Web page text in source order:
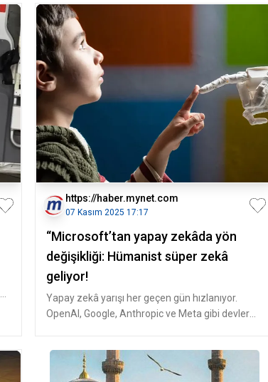
https://haber.mynet.com
07 Kasım 2025 17:17
“Microsoft’tan yapay zekâda yön
değişikliği: Hümanist süper zekâ
geliyor!
Yapay zekâ yarışı her geçen gün hızlanıyor.
OpenAI, Google, Anthropic ve Meta gibi devler